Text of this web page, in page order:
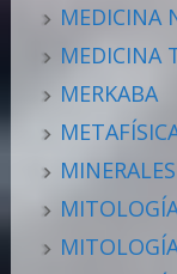
MEDICINA
MEDICINA
MERKABA
MINERALES